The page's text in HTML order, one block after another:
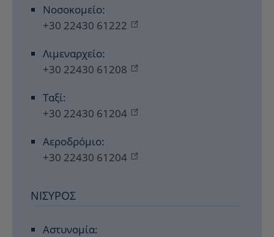
Νοσοκομείο:
+30 22430 61222
Λιμεναρχείο:
+30 22430 61208
Ταξί:
+30 22430 61204
Αεροδρόμιο:
+30 22430 61204
ΝΊΣΥΡΟΣ
Αστυνομία: